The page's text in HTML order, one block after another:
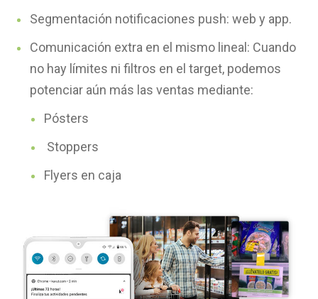
Segmentación notificaciones push: web y app.
Comunicación extra en el mismo lineal: Cuando
no hay límites ni filtros en el target, podemos
potenciar aún más las ventas mediante:
Pósters
Stoppers
Flyers en caja